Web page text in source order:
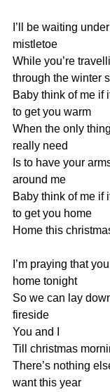
’ be waiting under
mistletoe
While you’re
through the winter
Baby think of me if
to get you warm
When the only thing
really need
Is to have your
around me
Baby think of me if
to get you home
Home this
’m praying that you
home tonight
So we can lay
fireside
You and
Till
christmas
There’s nothing
want this year